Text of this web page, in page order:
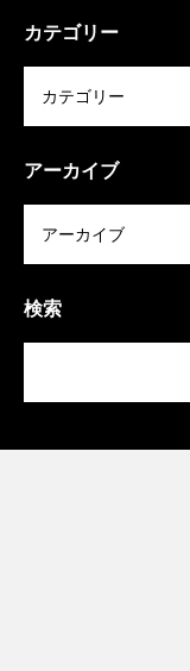
カテゴリー
アーカイブ
検索